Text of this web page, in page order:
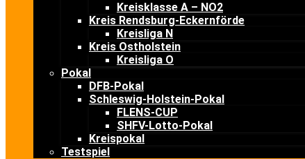
Kreisklasse A – NO2
Kreis Rendsburg-Eckernförde
Kreisliga N
Kreis Ostholstein
Kreisliga O
Pokal
DFB-Pokal
Schleswig-Holstein-Pokal
FLENS-CUP
SHFV-Lotto-Pokal
Kreispokal
Testspiel